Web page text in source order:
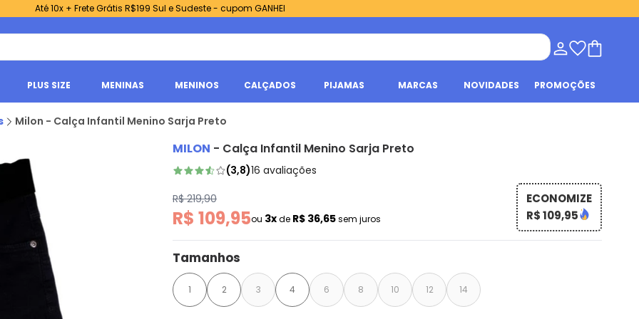
Até 10x + Frete Grátis R$199 Sul e Sudeste - cupom GANHEI
PLUS SIZE MENINAS MENINOS CALÇADOS PIJAMAS MARCAS NOVIDADES PROMOÇÕES
Milon - Calça Infantil Menino Sarja Preto
MILON - Calça Infantil Menino Sarja Preto
(3,8)16 avaliações
R$ 219,90
R$ 109,95ou 3xde R$ 36,65sem juros
ECONOMIZE
R$ 109,95
Tamanhos
1 2 3 4 6 8 10 12 14